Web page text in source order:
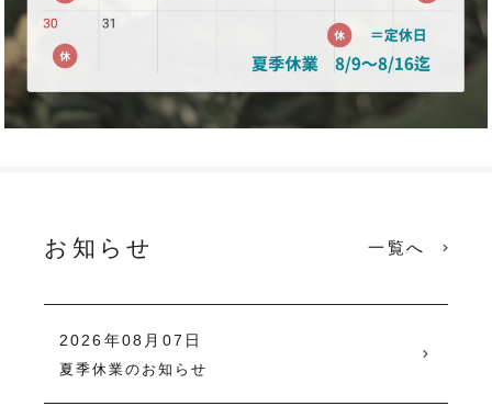
お知らせ 一覧へ
2026年08月07日
夏季休業のお知らせ